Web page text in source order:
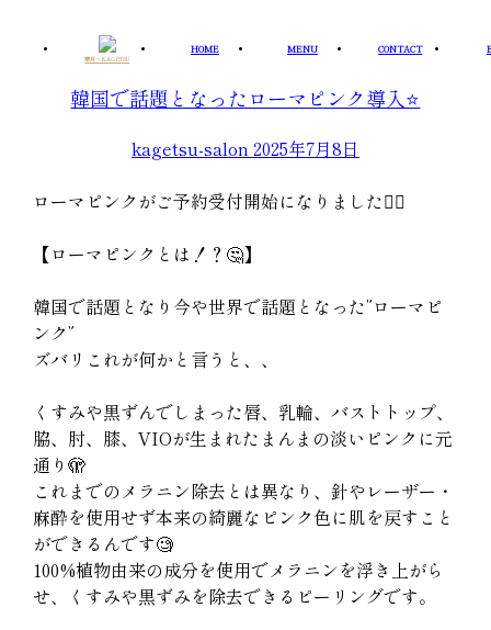
華月〜KAGETSU
HOME MENU CONTACT
韓国で話題となったローマピンク導入⭐️
kagetsu-salon2025年7月8日
ローマピンクがご予約受付開始になりました🙆‍♂️
【ローマピンクとは！？🤔】
韓国で話題となり今や世界で話題となった”ローマピ
ンク”
ズバリこれが何かと言うと、、
くすみや黒ずんでしまった唇、乳輪、バストトップ、
脇、肘、膝、VIOが生まれたまんまの淡いピンクに元
通り🫣
これまでのメラニン除去とは異なり、針やレーザー・
麻酔を使用せず本来の綺麗なピンク色に肌を戻すこと
ができるんです🧐
100%植物由来の成分を使用でメラニンを浮き上がら
せ、くすみや黒ずみを除去できるピーリングです。